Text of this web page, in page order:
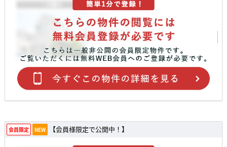
会員限定 NEW 【会員様限定で公開中！】